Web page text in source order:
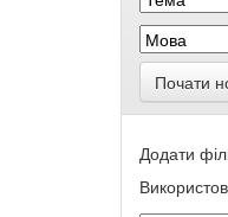
Почати
Додати